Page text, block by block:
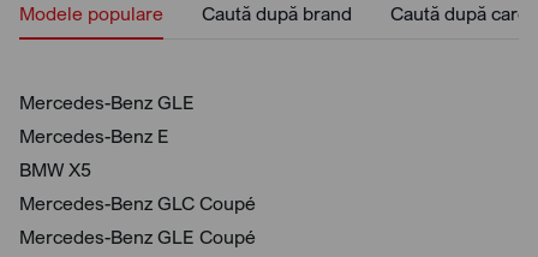
Modele populare Caută după brand Caută după
Mercedes-Benz GLE
Mercedes-Benz E
BMW X5
Mercedes-Benz GLC Coupé
Mercedes-Benz GLE Coupé